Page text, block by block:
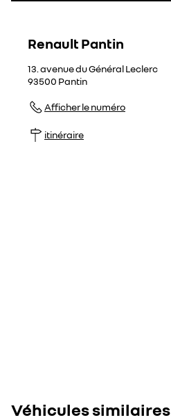
Renault Pantin
13. avenue du Général Leclerc
93500 Pantin
Afficher le numéro
itinéraire
Véhicules similaires